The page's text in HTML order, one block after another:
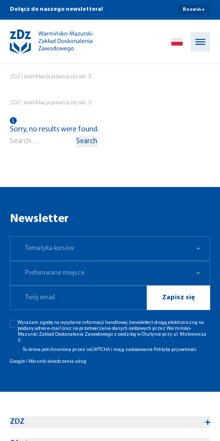
Dołącz do naszego newslettera! Rozwiń +
ZDZ/ kwalifikacja prawo jazdy kat. D
ZDZ/ kwalifikacja prawo jazdy kat. D
Sorry, no results were found.
Search for:
Search
Newsletter
Tematyka kursów
Preferowane miejsce
Zapisz się
Wyrażam zgodę na wysyłanie informacji handlowej (newsletter) drogą elektroniczną na
podany adres e-mail oraz na przetwarzanie danych osobowych przez Warmińsko-
Mazurski Zakład Doskonalenia Zawodowego z siedzibą w Olsztynie przy ul. Mickiewicza
5.
Ta strona jest chroniona przez reCAPTCHA i mają zastosowanie Polityka prywatności
Googlei Warunki świadczenia usług
ZDZ